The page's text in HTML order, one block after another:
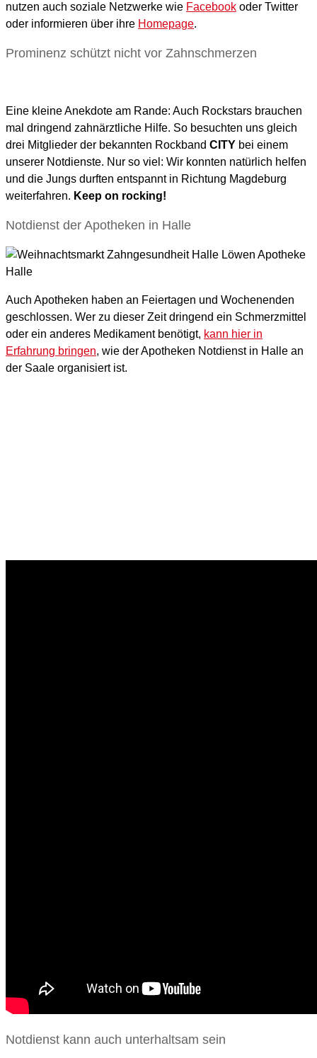
nutzen auch soziale Netzwerke wie Facebook oder Twitter
oder informieren über ihre Homepage.
Prominenz schützt nicht vor Zahnschmerzen
Eine kleine Anekdote am Rande: Auch Rockstars brauchen
mal dringend zahnärztliche Hilfe. So besuchten uns gleich
drei Mitglieder der bekannten Rockband CITY bei einem
unserer Notdienste. Nur so viel: Wir konnten natürlich helfen
und die Jungs durften entspannt in Richtung Magdeburg
weiterfahren. Keep on rocking!
Notdienst der Apotheken in Halle
Auch Apotheken haben an Feiertagen und Wochenenden
geschlossen. Wer zu dieser Zeit dringend ein Schmerzmittel
oder ein anderes Medikament benötigt, kann hier in
Erfahrung bringen, wie der Apotheken Notdienst in Halle an
der Saale organisiert ist.
Notdienst kann auch unterhaltsam sein